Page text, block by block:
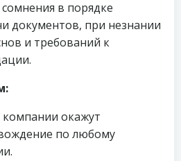
в порядке
документов, при незнании
и требований к
окажут
по любому